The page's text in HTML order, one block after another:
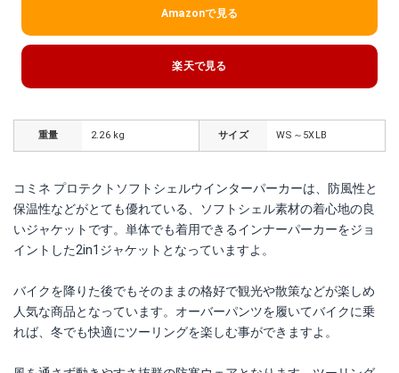
Amazonで見る
楽天で見る
重量 2.26 kg サイズ WS～5XLB
コミネ プロテクトソフトシェルウインターパーカーは、防風性と
保温性などがとても優れている、ソフトシェル素材の着心地の良
いジャケットです。単体でも着用できるインナーパーカーをジョ
イントした2in1ジャケットとなっていますよ。
バイクを降りた後でもそのままの格好で観光や散策などが楽しめ
人気な商品となっています。オーバーパンツを履いてバイクに乗
れば、冬でも快適にツーリングを楽しむ事ができますよ。